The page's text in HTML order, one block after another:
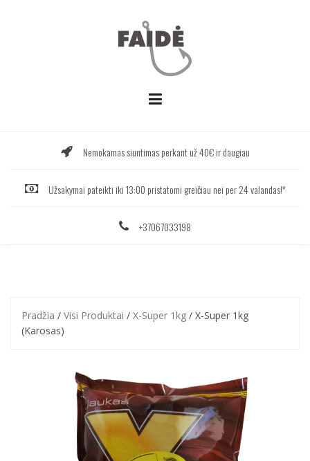
Nemokamas siuntimas perkant už 40€ ir daugiau
Užsakymai pateikti iki 13:00 pristatomi greičiau nei per 24 valandas!*
+37067033198
Pradžia / Visi Produktai / X-Super 1kg / X-Super 1kg
(Karosas)